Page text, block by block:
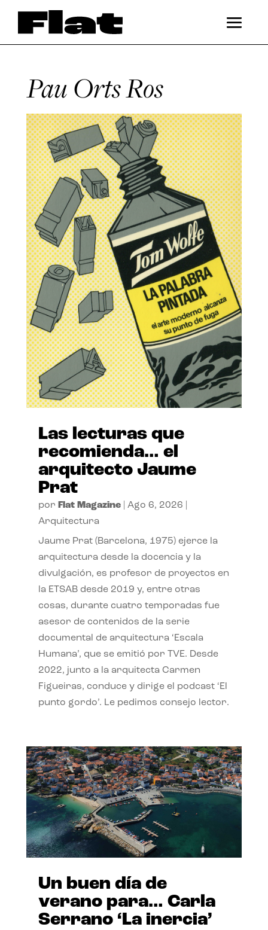
Pau Orts Ros
Las lecturas que
recomienda… el
arquitecto Jaume
Prat
por Flat Magazine| Ago 6, 2026
Arquitectura
Jaume Prat (Barcelona, 1975) ejerce la
arquitectura desde la docencia y la
divulgación, es profesor de proyectos en
la ETSAB desde 2019 y, entre otras
cosas, durante cuatro temporadas fue
asesor de contenidos de la serie
documental de arquitectura ‘Escala
Humana’, que se emitió por TVE. Desde
2022, junto a la arquitecta Carmen
Figueiras, conduce y dirige el podcast ‘El
punto gordo’. Le pedimos consejo lector.
Un buen día de
verano para… Carla
Serrano ‘La inercia’